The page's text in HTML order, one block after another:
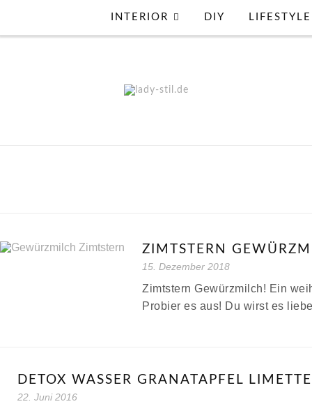
INTERIOR DIY LIFESTYLE
ZIMTSTERN
15. Dezember 2018
Zimtstern Gewürzmilch! Ein
Probier es aus! Du wirst es
DETOX WASSER GRANATAPFEL
22. Juni 2016